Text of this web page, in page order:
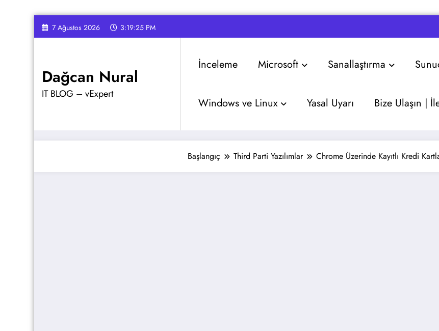
İçeriğe
atla
7 Ağustos 2026 3:19:26 PM
Dağcan Nural
IT BLOG – vExpert
İnceleme Microsoft Sanallaştırma
Windows ve Linux Yasal Uyarı Bize Ulaşın |
Başlangıç Third Parti Yazılımlar Chrome Üzerinde Kayıtlı Kredi